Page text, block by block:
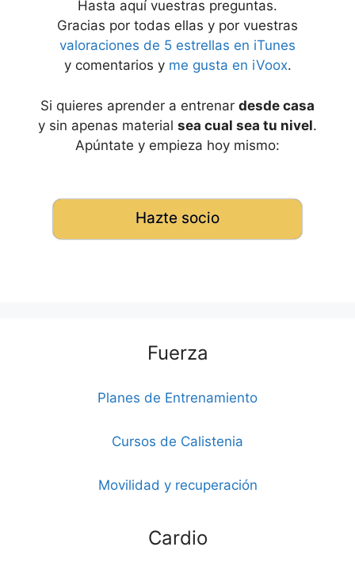
Hasta aquí vuestras preguntas.
Gracias por todas ellas y por vuestras
valoraciones de 5 estrellas en iTunes
y comentarios y me gusta en iVoox.
Si quieres aprender a entrenar desde casa
y sin apenas material sea cual sea tu nivel.
Apúntate y empieza hoy mismo:
Hazte socio
Fuerza
Planes de Entrenamiento
Cursos de Calistenia
Movilidad y recuperación
Cardio